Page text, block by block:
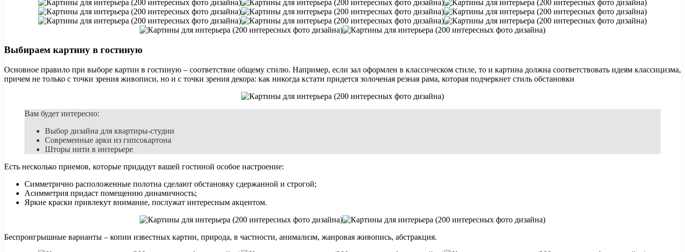
Выбираем картину в гостиную
Основное правило при выборе картин в гостиную – соответствие общему стилю. Например, если зал оформлен в классическом стиле, то и картина должна соответствовать идеям классицизма,
причем не только с точки зрения живописи, но и с точки зрения декора: как никогда кстати придется золоченая резная рама, которая подчеркнет стиль обстановки
Вам будет интересно:
Выбор дизайна для квартиры-студии
Современные арки из гипсокартона
Шторы нити в интерьере
Есть несколько приемов, которые придадут вашей гостиной особое настроение:
Симметрично расположенные полотна сделают обстановку сдержанной и строгой;
Асимметрия придаст помещению динамичность;
Яркие краски привлекут внимание, послужат интересным акцентом.
Беспроигрышные варианты – копии известных картин, природа, в частности, анимализм, жанровая живопись, абстракция.